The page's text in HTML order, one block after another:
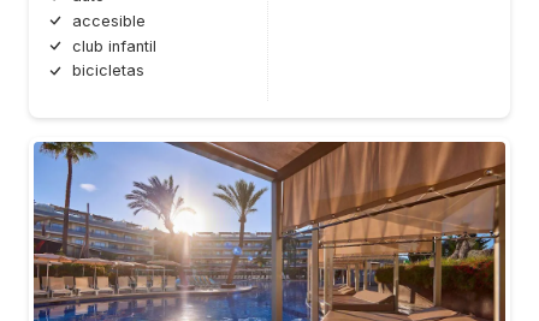
accesible
club infantil
bicicletas